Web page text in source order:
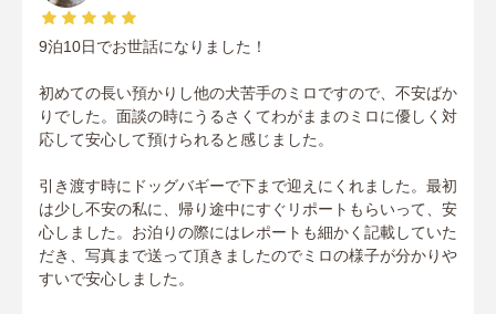
9泊10日でお世話になりました！
初めての長い預かりし他の犬苦手のミロですので、不安ばか
りでした。面談の時にうるさくてわがままのミロに優しく対
応して安心して預けられると感じました。
引き渡す時にドッグバギーで下まで迎えにくれました。最初
は少し不安の私に、帰り途中にすぐリポートもらいって、安
心しました。お泊りの際にはレポートも細かく記載していた
だき、写真まで送って頂きましたのでミロの様子が分かりや
すいで安心しました。